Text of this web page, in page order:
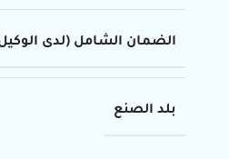
الضمان الشامل (لدى
بلد الصنع